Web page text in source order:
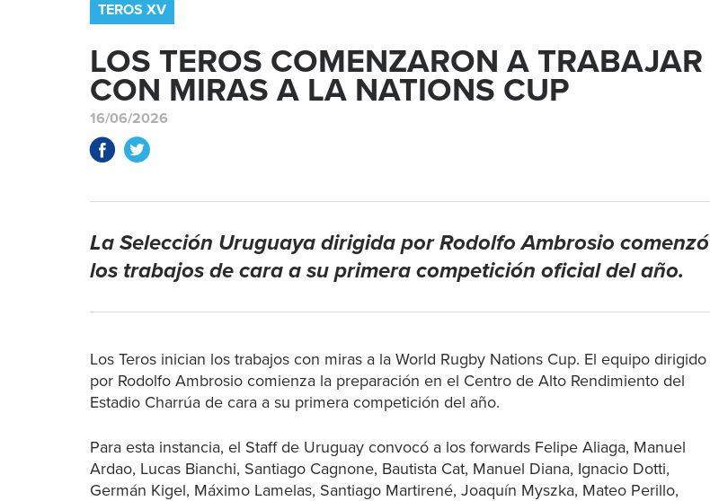
TEROS XV
LOS TEROS COMENZARON A TRABAJAR
CON MIRAS A LA NATIONS CUP
16/06/2026
La Selección Uruguaya dirigida por Rodolfo Ambrosio comenzó
los trabajos de cara a su primera competición oficial del año.
Los Teros inician los trabajos con miras a la World Rugby Nations Cup. El equipo dirigido
por Rodolfo Ambrosio comienza la preparación en el Centro de Alto Rendimiento del
Estadio Charrúa de cara a su primera competición del año.
Para esta instancia, el Staff de Uruguay convocó a los forwards Felipe Aliaga, Manuel
Ardao, Lucas Bianchi, Santiago Cagnone, Bautista Cat, Manuel Diana, Ignacio Dotti,
Germán Kigel, Máximo Lamelas, Santiago Martirené, Joaquín Myszka, Mateo Perillo,